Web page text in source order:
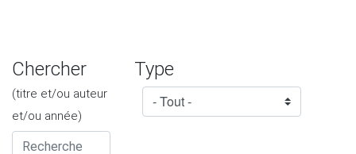
Chercher
(titre et/ou auteur
et/ou année)
Type